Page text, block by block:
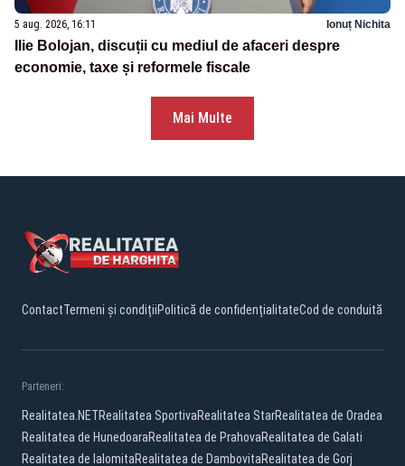
5 aug. 2026, 16:11 Ionuț Nichita
Ilie Bolojan, discuții cu mediul de afaceri despre
economie, taxe și reformele fiscale
Mai Multe
ContactTermeni și condițiiPolitică de confidențialitateCod de conduită
Parteneri:
Realitatea.NETRealitatea SportivaRealitatea StarRealitatea de Oradea
Realitatea de HunedoaraRealitatea de PrahovaRealitatea de Galati
Realitatea de IalomitaRealitatea de DambovitaRealitatea de Gorj